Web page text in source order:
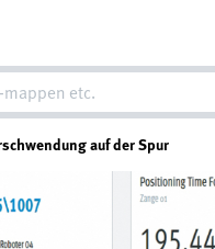
auf der Spur